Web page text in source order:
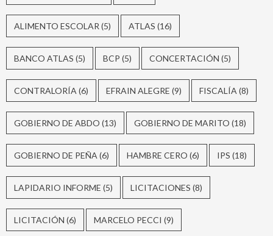
ALIMENTO ESCOLAR(5) ATLAS (16)
BANCO ATLAS (5) BCP (5) CONCERTACIÓN (5)
CONTRALORÍA(6) EFRAIN ALEGRE (9) FISCALÍA(8)
GOBIERNO DE ABDO (13) GOBIERNO DE MARITO (18)
GOBIERNO DE PEÑA(6) HAMBRE CERO (6) IPS (18)
LAPIDARIO INFORME (5) LICITACIONES (8)
LICITACIÓN (6) MARCELO PECCI (9)